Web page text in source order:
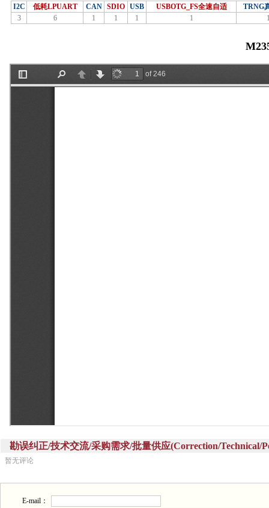
I2C 低耗LPUART CAN SDIO USB USBOTG_FS全速自适
TRNG
3
6 1 1 1 1
勘误纠正/技术交流/采购需求/批量供应(Correction/Technical/
暂无评论
E-mail：